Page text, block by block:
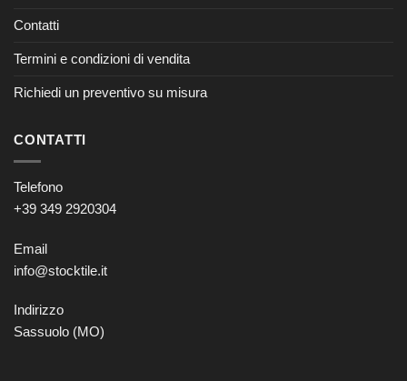
Contatti
Termini e condizioni di vendita
Richiedi un preventivo su misura
CONTATTI
Telefono
+39 349 2920304
Email
info@stocktile.it
Indirizzo
Sassuolo (MO)